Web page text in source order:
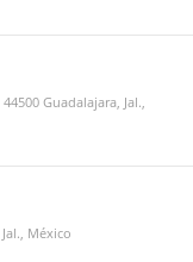
Guadalajara, Jal.,
México